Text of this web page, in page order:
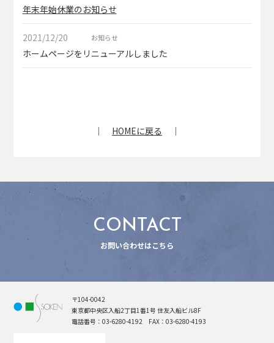
年末年始休業のお知らせ
2021/12/20 お知らせ
ホームページをリニューアルしました
｜ HOMEに戻る ｜
CONTACT
お問い合わせはこちら
〒104-0042
東京都中央区入船2丁目1番1号 住友入船ビル8F
電話番号：03-6280-4192 FAX：03-6280-4193